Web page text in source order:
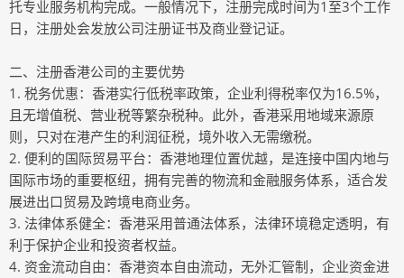
托专业服务机构完成。一般情况下，注册完成时间为1至3个工作
日，注册处会发放公司注册证书及商业登记证。
二、注册香港公司的主要优势
1. 税务优惠：香港实行低税率政策，企业利得税率仅为16.5%，
且无增值税、营业税等繁杂税种。此外，香港采用地域来源原
则，只对在港产生的利润征税，境外收入无需缴税。
2. 便利的国际贸易平台：香港地理位置优越，是连接中国内地与
国际市场的重要枢纽，拥有完善的物流和金融服务体系，适合发
展进出口贸易及跨境电商业务。
3. 法律体系健全：香港采用普通法体系，法律环境稳定透明，有
利于保护企业和投资者权益。
4. 资金流动自由：香港资本自由流动，无外汇管制，企业资金进